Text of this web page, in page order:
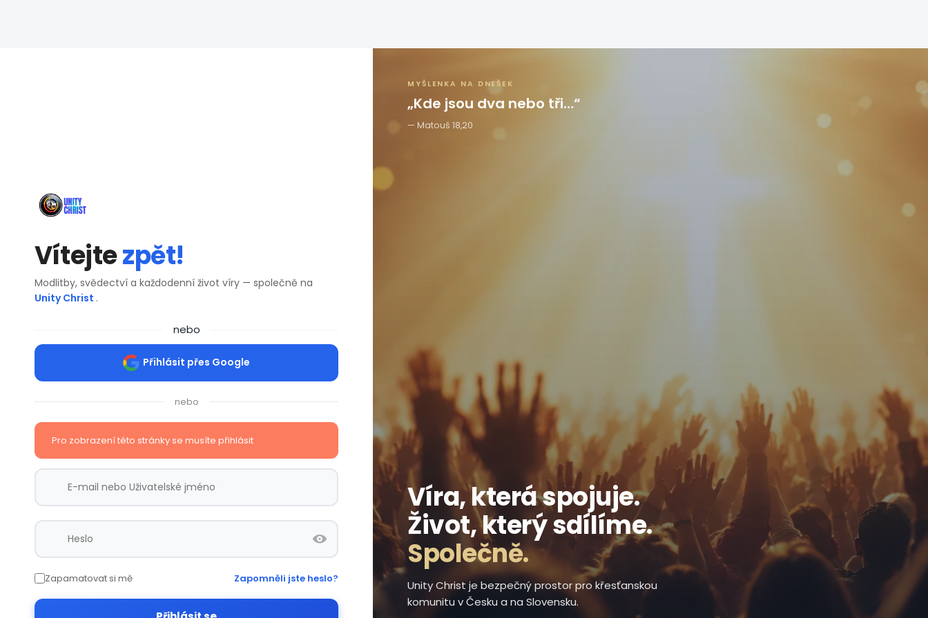
Vítejtezpět!
Modlitby, svědectví a každodenní život víry — společně na
Unity Christ .
nebo
Přihlásit přes Google
nebo
Pro zobrazení této stránky se musíte přihlásit
Zapamatovat si mě Zapomněli jste heslo?
Víra, která spojuje.
Život, který sdílíme.
Společně.
Unity Christ je bezpečný prostor pro křesťanskou
komunitu v Česku a na Slovensku.
MYŠLENKA NA DNEŠEK
„Kde jsou dva nebo tři…“
Matouš 18,20